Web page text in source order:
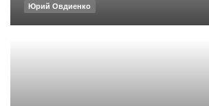
Юрий Овдиенко